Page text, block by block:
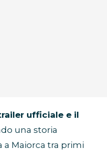
ufficiale e il
una storia
Maiorca tra primi